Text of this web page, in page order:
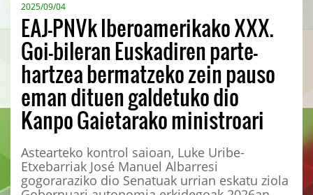
2025/09/04
EAJ-PNVk Iberoamerikako XXX.
Goi-bileran Euskadiren parte-
hartzea bermatzeko zein pauso
eman dituen galdetuko dio
Kanpo Gaietarako ministroari
Astearteko kontrol saioan, Luke Uribe-
Etxebarriak José Manuel Albarresi
gogoraraziko dio Senatuak urrian eskatu ziola